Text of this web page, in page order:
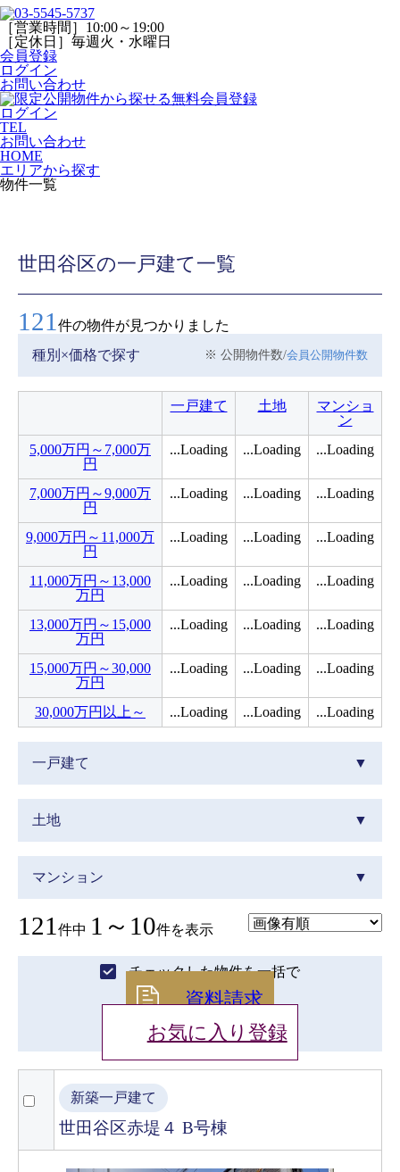
［営業時間］10:00～19:00
［定休日］毎週火・水曜日
会員登録
ログイン
お問い合わせ
ログイン
TEL
お問い合わせ
HOME
エリアから探す
物件一覧
世田谷区の一戸建て一覧
121 件の物件が見つかりました
種別×価格で探す
※ 公開物件数/会員公開物件数
一戸建て 土地
マンショ
ン
5,000万円～7,000万
円
...Loading ...Loading ...Loading
7,000万円～9,000万
円
...Loading ...Loading ...Loading
9,000万円～11,000万
円
...Loading ...Loading ...Loading
11,000万円～13,000
万円
...Loading ...Loading ...Loading
13,000万円～15,000
万円
...Loading ...Loading ...Loading
15,000万円～30,000
万円
...Loading ...Loading ...Loading
30,000万円以上～ ...Loading ...Loading ...Loading
一戸建て
土地
マンション
121 件中 1～10件を表示
チェックした物件を一括で
資料請求
お気に入り登録
新築一戸建て
世田谷区赤堤４ B号棟